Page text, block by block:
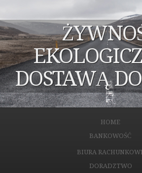
DOSTAWĄ
HOME
BANKOWOŚĆ
BIURA
DORADZTWO